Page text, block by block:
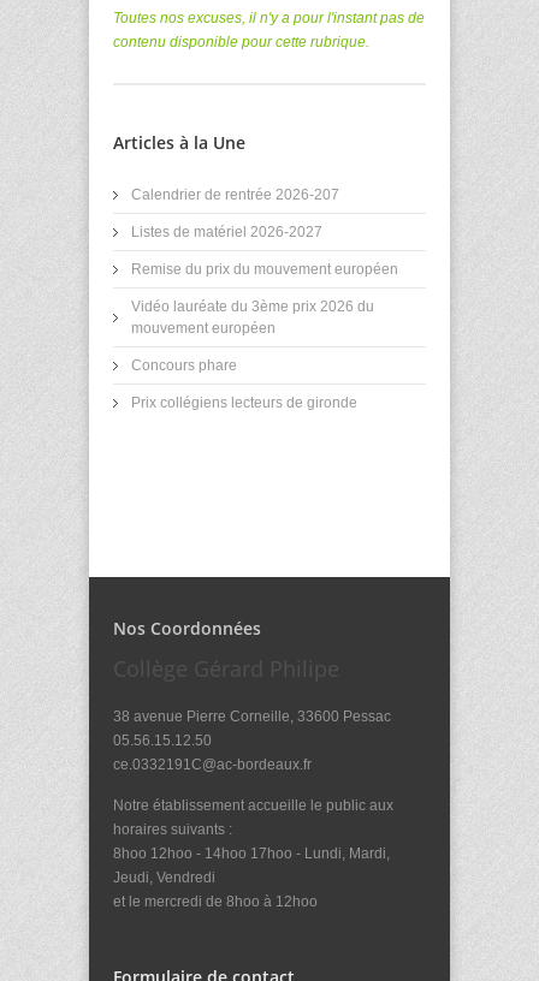
Toutes nos excuses, il n'y a pour l'instant pas de
contenu disponible pour cette rubrique.
Articles à la Une
Calendrier de rentrée 2026-207
Listes de matériel 2026-2027
Remise du prix du mouvement européen
Vidéo lauréate du 3ème prix 2026 du
mouvement européen
Concours phare
Prix collégiens lecteurs de gironde
Nos Coordonnées
Collège Gérard Philipe
38 avenue Pierre Corneille, 33600 Pessac
05.56.15.12.50
ce.0332191C@ac-bordeaux.fr
Notre établissement accueille le public aux
horaires suivants :
8hoo 12hoo - 14hoo 17hoo - Lundi, Mardi,
Jeudi, Vendredi
et le mercredi de 8hoo à 12hoo